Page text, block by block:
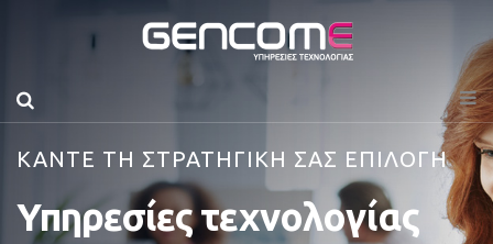
ΚΑΝΤΕ ΤΗ ΣΤΡΑΤΗΓΙΚΗ ΣΑΣ ΕΠΙΛΟΓΗ
Υπηρεσίες τεχνολογίας